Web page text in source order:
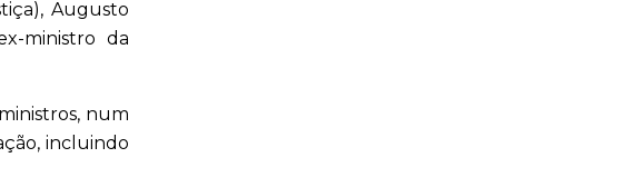
Augusto
ministro da
num
incluindo